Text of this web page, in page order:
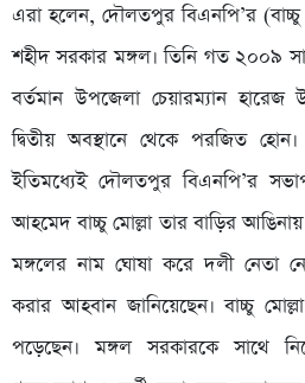
এরা হলেন, দৌলতপুর বিএনপি’র (বাচ্চু
শহীদ সরকার মঙ্গল। তিনি গত ২০০৯
বর্তমান উপজেলা চেয়ারম্যান হারেজ
দ্বিতীয় অবস্থানে থেকে পরজিত হোন।
ইতিমধ্যেই দৌলতপুর বিএনপি’র
আহমেদ বাচ্চু মোল্লা তার বাড়ির
মঙ্গলের নাম ঘোষা করে দলী নেতা
করার আহবান জানিয়েছেন। বাচ্চু
পড়েছেন। মঙ্গল সরকারকে সাথে